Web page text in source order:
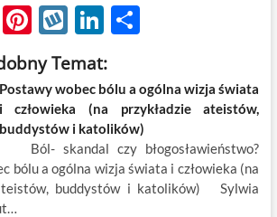
m
Pi
nt
er
es
t
W
k
o
p
Li
k
e
dI
n
S
ar
e
Temat:
Postawy wobec bólu a ogólna wizja świata
i człowieka (na przykładzie ateistów,
buddystów i katolików)
Ból- skandal czy błogosławieństwo?
bólu a ogólna wizja świata i człowieka (na
buddystów i katolików) Sylwia